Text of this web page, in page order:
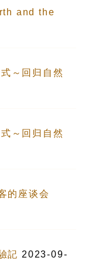
and the
～回归自然
～回归自然
的座谈会
記 2023-09-